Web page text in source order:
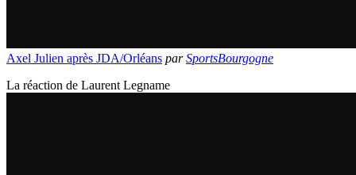
Axel Julien après JDA/Orléans parSportsBourgogne
La réaction de Laurent Legname